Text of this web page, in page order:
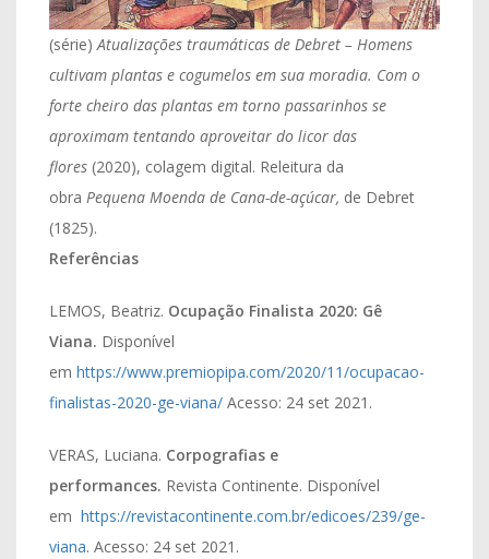
(série) Atualizações traumáticas de Debret – Homens
cultivam plantas e cogumelos em sua moradia. Com o
forte cheiro das plantas em torno passarinhos se
aproximam tentando aproveitar do licor das
flores (2020), colagem digital. Releitura da
obra Pequena Moenda de Cana-de-açúcar, de Debret
(1825).
Referências
LEMOS, Beatriz. Ocupação Finalista 2020: Gê
Viana. Disponível
em https://www.premiopipa.com/2020/11/ocupacao-
finalistas-2020-ge-viana/ Acesso: 24 set 2021.
VERAS, Luciana. Corpografias e
performances. Revista Continente. Disponível
em https://revistacontinente.com.br/edicoes/239/ge-
viana. Acesso: 24 set 2021.